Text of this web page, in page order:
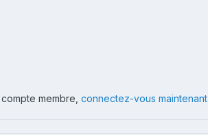
membre, connectez-vous maintenant